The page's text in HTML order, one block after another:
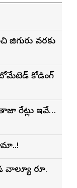
జిగురు వరకు
కోడింగ్
వాల్యూ రూ.